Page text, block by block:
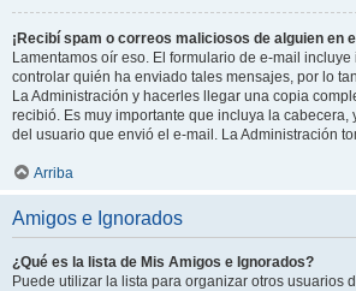
¡Recibí spam o correos maliciosos de alguien en
Lamentamos oír eso. El formulario de e-mail
controlar quién ha enviado tales mensajes, por lo
La Administración y hacerles llegar una copia
recibió. Es muy importante que incluya la cabecera,
del usuario que envió el e-mail. La Administración
Arriba
Amigos e Ignorados
¿Qué es la lista de Mis Amigos e Ignorados?
Puede utilizar la lista para organizar otros usuarios